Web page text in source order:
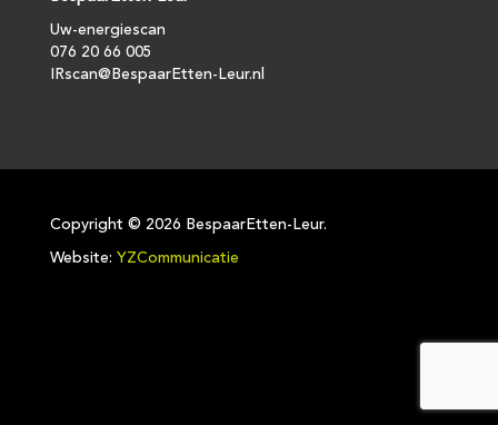
Uw-energiescan
076 20 66 005
IRscan@BespaarEtten-Leur.nl
Copyright © 2026 BespaarEtten-Leur.
Website: YZCommunicatie